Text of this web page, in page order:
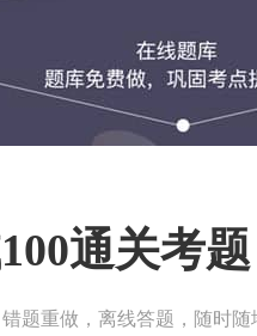
通关考题
题重做，离线答题，随时随